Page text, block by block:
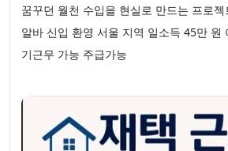
꿈꾸던 월천 수입을 현실로 만드는 프로
알바 신입 환영 서울 지역 일소득 45만 원
기근무 가능 주급가능